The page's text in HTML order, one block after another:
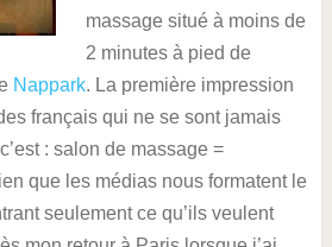
massage situé à moins de
2 minutes à pied de
Nappark. La première impression
français qui ne se sont jamais
: salon de massage =
que les médias nous formatent le
seulement ce qu’ils veulent